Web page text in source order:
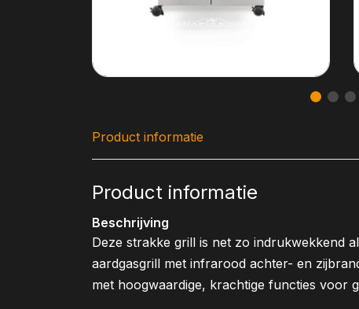
Product informatie
Product informatie
Beschrijving
Deze strakke grill is net zo indrukwekkend
aardgasgrill met infrarood achter- en
met hoogwaardige, krachtige functies voor